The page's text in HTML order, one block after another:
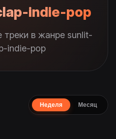
indie-pop
в жанре sunlit-
indie-pop
Неделя Месяц